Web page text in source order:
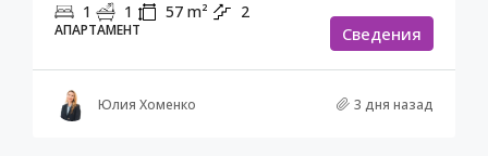
1 1 57 m² 2
АПАРТАМЕНТ Cведения
Юлия Хоменко 3 дня назад